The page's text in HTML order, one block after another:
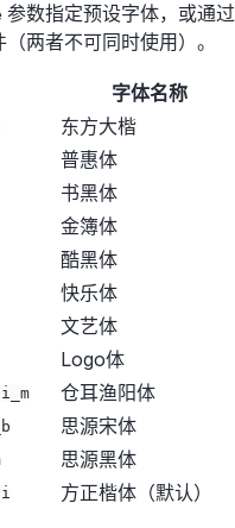
参数指定预设字体，或通过
两者不可同时使用）。
字体名称
东方大楷
普惠体
书黑体
金簿体
酷黑体
快乐体
文艺体
Logo体
仓耳渔阳体
思源宋体
思源黑体
方正楷体（默认）